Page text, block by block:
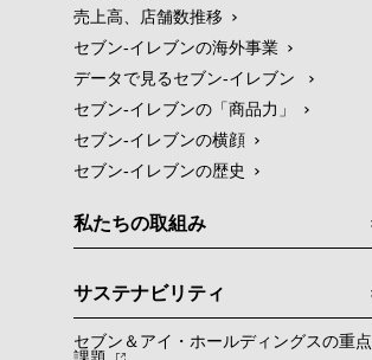
売上高、店舗数推移
セブン‐イレブンの海外事業
データで見るセブン‐イレブン
セブン‐イレブンの「商品力」
セブン-イレブンの横顔
セブン-イレブンの歴史
私たちの取組み
サステナビリティ
セブン＆アイ・ホールディングスの重点